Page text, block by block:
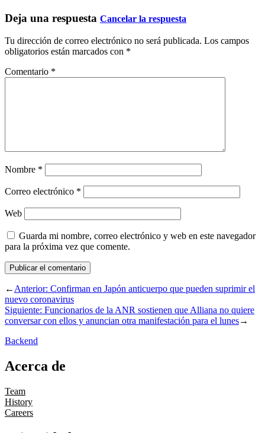
Deja una respuesta Cancelar la respuesta
Tu dirección de correo electrónico no será publicada. Los campos
obligatorios están marcados con *
Comentario *
Nombre *
Correo electrónico *
Web
Guarda mi nombre, correo electrónico y web en este navegador
para la próxima vez que comente.
←Anterior: Confirman en Japón anticuerpo que pueden suprimir el
nuevo coronavirus
Siguiente: Funcionarios de la ANR sostienen que Alliana no quiere
conversar con ellos y anuncian otra manifestación para el lunes→
Backend
Acerca de
Team
History
Careers